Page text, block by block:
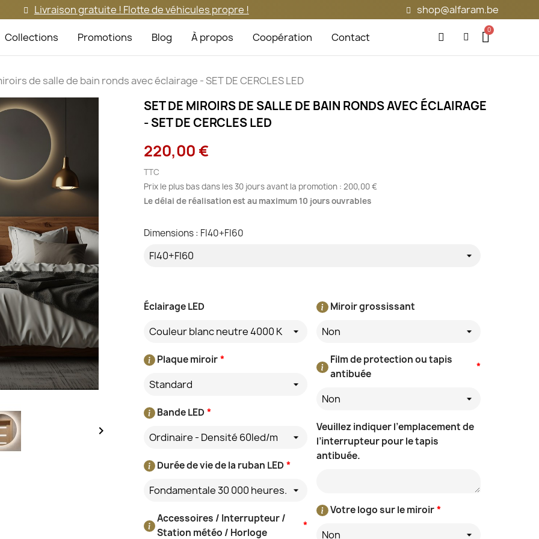
Livraison gratuite ! Flotte de véhicules propre ! shop@alfaram.be
Collections Promotions Blog À propos Coopération Contact
de salle de bain ronds avec éclairage - SET DE CERCLES LED

SET DE MIROIRS DE SALLE DE BAIN RONDS AVEC ÉCLAIRAGE
- SET DE CERCLES LED
220,00 €
TTC
Prix le plus bas dans les 30 jours avant la promotion : 200,00 €
Le délai de réalisation est au maximum 10 jours ouvrables
Éclairage LED
Couleur blanc neutre 4000 K
*
Plaque miroir
Standard
*
Bande LED
Ordinaire - Densité 60led/m
*
Durée de vie de la ruban LED
Fondamentale 30 000 heures.
*
Accessoires / Interrupteur /
Station météo / Horloge
Miroir grossissant
Non
*
Film de protection ou tapis
antibuée
Non
Veuillez indiquer l’emplacement de
l’interrupteur pour le tapis
antibuée.
*
Votre logo sur le miroir
Non
Dimensions : FI40+FI60